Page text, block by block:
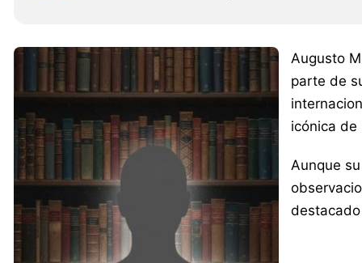
Augusto
parte de
icónica
Aunque